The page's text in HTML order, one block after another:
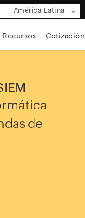
América Latina
Recursos Cotización
de